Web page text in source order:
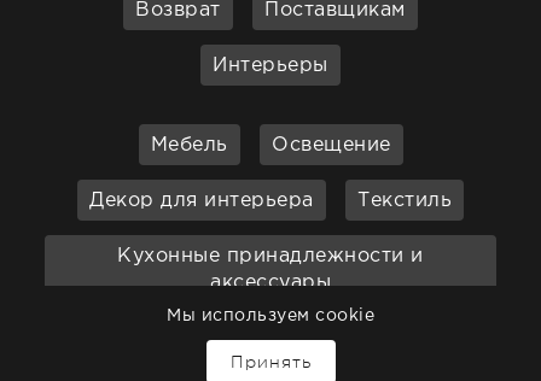
Возврат Поставщикам
Интерьеры
Мебель Освещение
Декор для интерьера Текстиль
Кухонные принадлежности и
аксессуары
Ванная Садовая мебель
Мы используем cookie
Принять